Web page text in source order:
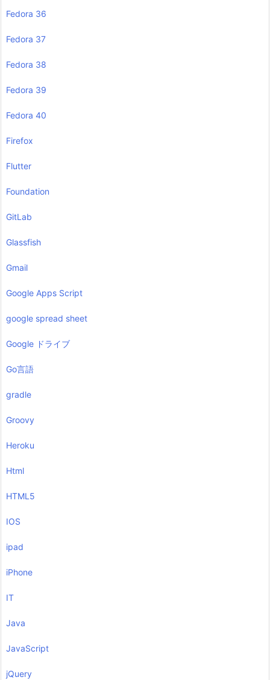
Fedora 36
Fedora 37
Fedora 38
Fedora 39
Fedora 40
Firefox
Flutter
Foundation
GitLab
Glassfish
Gmail
Google Apps Script
google spread sheet
Google ドライブ
Go言語
gradle
Groovy
Heroku
Html
HTML5
IOS
ipad
iPhone
IT
Java
JavaScript
jQuery